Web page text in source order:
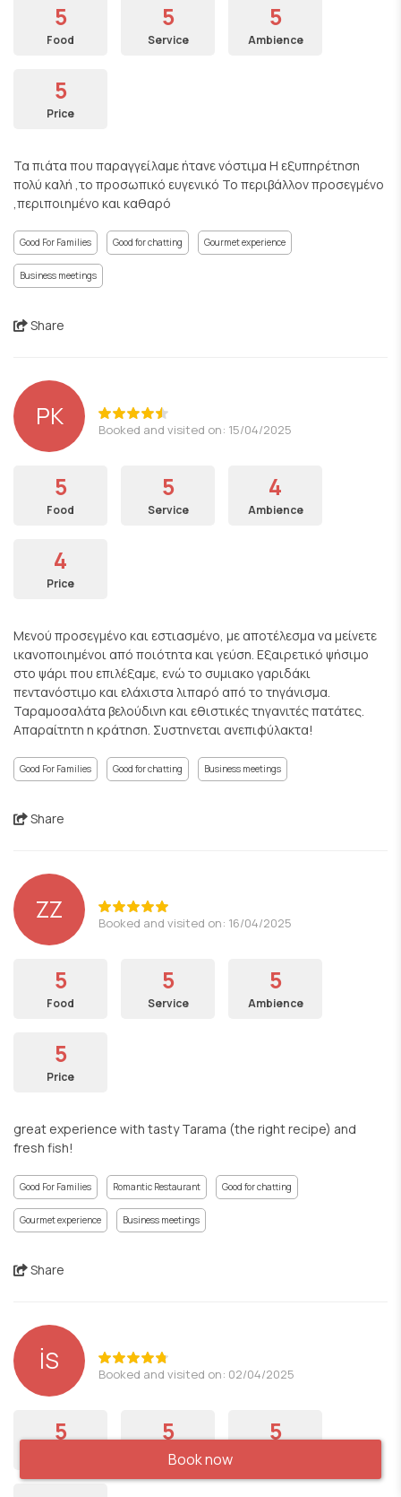
5
Food
5
Service
5
Ambience
5
Price
Τα πιάτα που παραγγείλαμε ήτανε νόστιμα Η εξυπηρέτηση
πολύ καλή ,το προσωπικό ευγενικό Το περιβάλλον προσεγμένο
,περιποιημένο και καθαρό
Good For Families Good for chatting Gourmet experience
Business meetings
Share
PK Booked and visited on: 15/04/2025
5
Food
5
Service
4
Ambience
4
Price
Μενού προσεγμένο και εστιασμένο, με αποτέλεσμα να μείνετε
ικανοποιημένοι από ποιότητα και γεύση. Εξαιρετικό ψήσιμο
στο ψάρι που επιλέξαμε, ενώ το συμιακο γαριδάκι
πεντανόστιμο και ελάχιστα λιπαρό από το τηγάνισμα.
Ταραμοσαλάτα βελούδινη και εθιστικές τηγανιτές πατάτες.
Απαραίτητη η κράτηση. Συστηνεται ανεπιφύλακτα!
Good For Families Good for chatting Business meetings
Share
ZZ Booked and visited on: 16/04/2025
5
Food
5
Service
5
Ambience
5
Price
great experience with tasty Tarama (the right recipe) and
fresh fish!
Good For Families Romantic Restaurant Good for chatting
Gourmet experience Business meetings
Share
İS Booked and visited on: 02/04/2025
5 5
Service
5
Book now